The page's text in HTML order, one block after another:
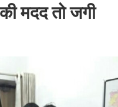
मदद तो जगी